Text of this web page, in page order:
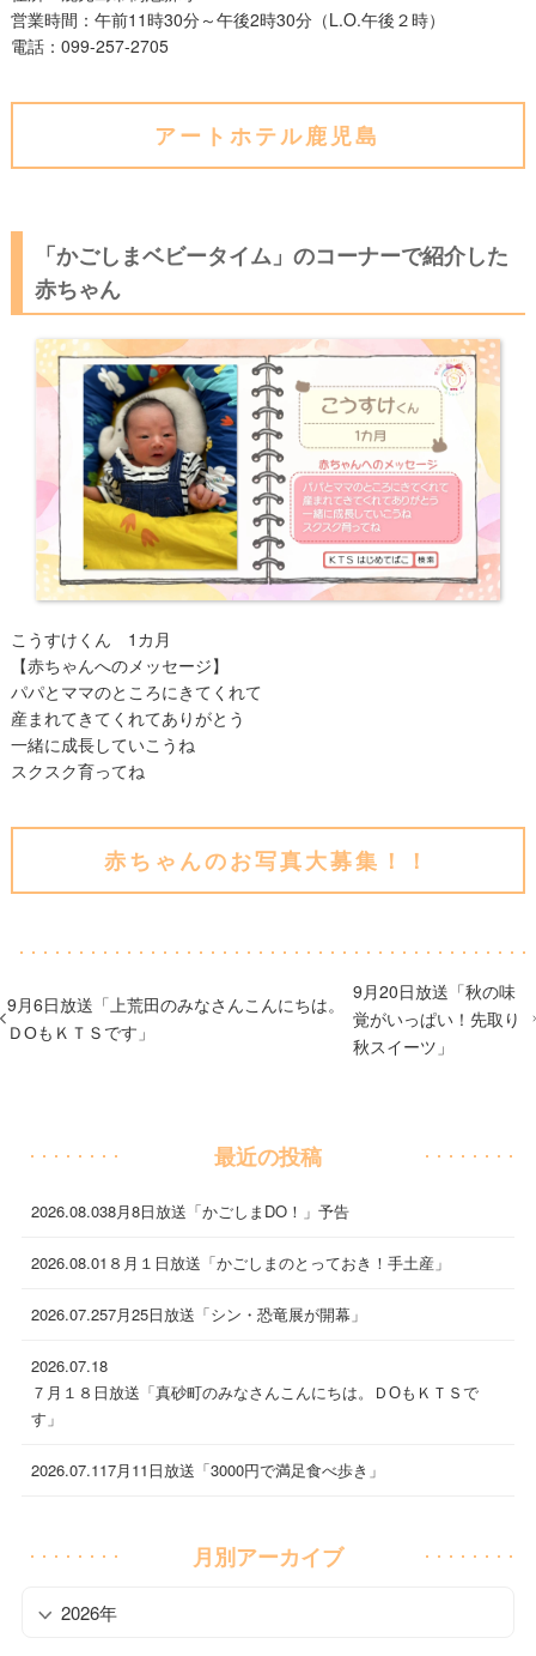
営業時間：午前11時30分～午後2時30分（L.O.午後２時）
電話：099-257-2705
アートホテル鹿児島
「かごしまベビータイム」のコーナーで紹介した
赤ちゃん
こうすけくん 1カ月
【赤ちゃんへのメッセージ】
パパとママのところにきてくれて
産まれてきてくれてありがとう
一緒に成長していこうね
スクスク育ってね
赤ちゃんのお写真大募集！！
9月6日放送「上荒田のみなさんこんにちは。
ＤОもＫＴＳです」
9月20日放送「秋の味
覚がいっぱい！先取り
秋スイーツ」
最近の投稿
2026.08.038月8日放送「かごしまDO！」予告
2026.08.01 ８月１日放送「かごしまのとっておき！手土産」
2026.07.257月25日放送「シン・恐竜展が開幕」
2026.07.18
７月１８日放送「真砂町のみなさんこんにちは。ＤОもＫＴＳで
す」
2026.07.117月11日放送「3000円で満足食べ歩き」
月別アーカイブ
2026年